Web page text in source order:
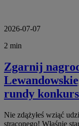
2026-07-07
2 min
Zgarnij
rundy
Nie zdążyłeś wziąć
straconego! Właśnie